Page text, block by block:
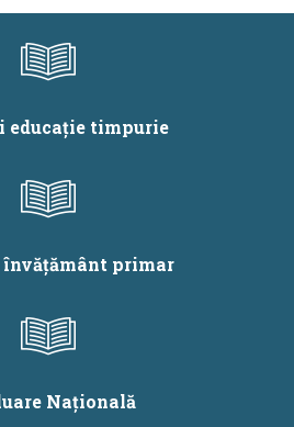
educație timpurie
primar
Națională